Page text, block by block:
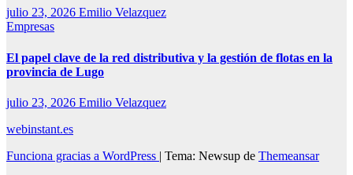
julio 23, 2026 Emilio Velazquez
Empresas
El papel clave de la red distributiva y la gestión de flotas en la
provincia de Lugo
julio 23, 2026 Emilio Velazquez
webinstant.es
Funciona gracias a WordPress | Tema: Newsup de Themeansar